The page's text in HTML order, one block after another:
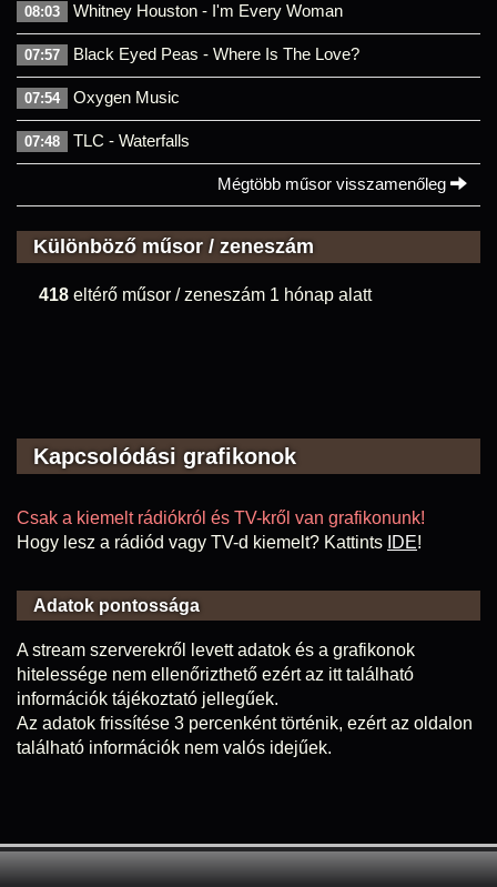
08:03 Whitney Houston - I'm Every Woman
07:57 Black Eyed Peas - Where Is The Love?
07:54 Oxygen Music
07:48 TLC - Waterfalls
Mégtöbb műsor visszamenőleg
Különböző műsor / zeneszám
418 eltérő műsor / zeneszám 1 hónap alatt
Kapcsolódási grafikonok
Csak a kiemelt rádiókról és TV-kről van grafikonunk!
Hogy lesz a rádiód vagy TV-d kiemelt? Kattints IDE!
Adatok pontossága
A stream szerverekről levett adatok és a grafikonok
hitelessége nem ellenőrizthető ezért az itt található
információk tájékoztató jellegűek.
Az adatok frissítése 3 percenként történik, ezért az oldalon
található információk nem valós idejűek.